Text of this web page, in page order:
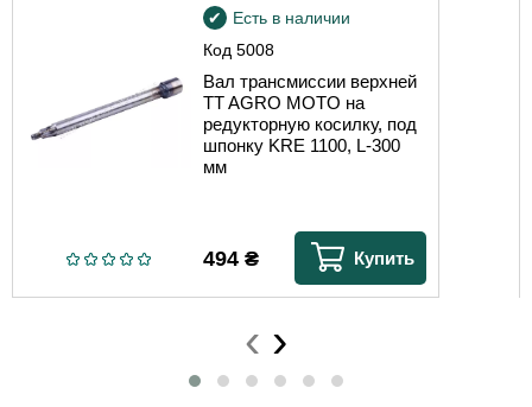
Код 5008
Есть в наличии
Вал трансмиссии верхней
TT AGRO MOTO на
редукторную косилку, под
шпонку KRE 1100, L-300
мм
494 ₴ Купить
‹ ›